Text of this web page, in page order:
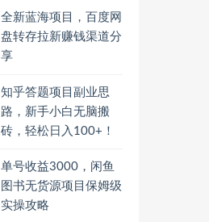
全新蓝海项目，百度网
盘转存拉新赚钱渠道分
享
知乎答题项目副业思
路，新手小白无脑搬
砖，轻松日入100+！
单号收益3000，闲鱼
图书无货源项目保姆级
实操攻略